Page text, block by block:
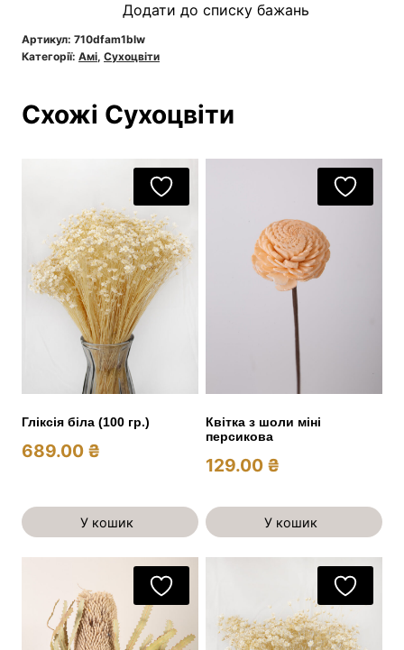
Додати до списку бажань
Артикул: 710dfam1blw
Категорії: Амі, Сухоцвіти
Схожі Сухоцвіти
Гліксія біла (100 гр.)
689.00 ₴
У кошик
Квітка з шоли міні
персикова
129.00 ₴
У кошик